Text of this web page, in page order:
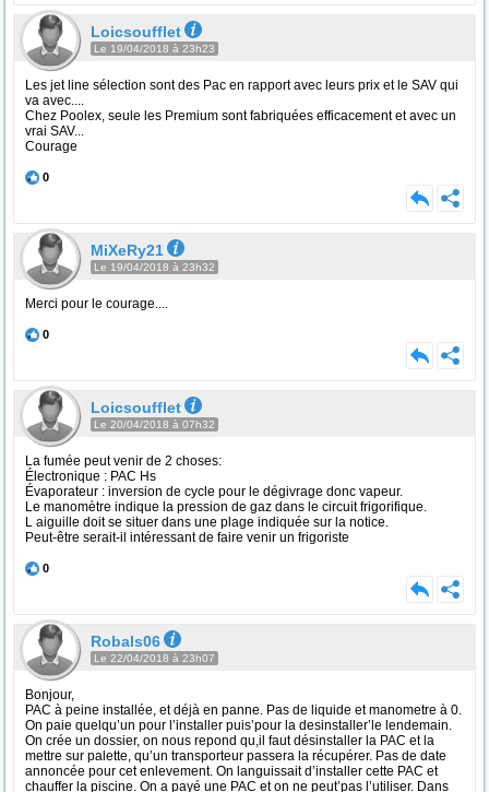
Loicsoufflet
Le 19/04/2018 à 23h23
Les jet line sélection sont des Pac en rapport avec leurs prix et le SAV qui
va avec....
Chez Poolex, seule les Premium sont fabriquées efficacement et avec un
vrai SAV...
Courage
0
MiXeRy21
Le 19/04/2018 à 23h32
Merci pour le courage....
0
Loicsoufflet
Le 20/04/2018 à 07h32
La fumée peut venir de 2 choses:
Électronique : PAC Hs
Évaporateur : inversion de cycle pour le dégivrage donc vapeur.
Le manomètre indique la pression de gaz dans le circuit frigorifique.
L aiguille doit se situer dans une plage indiquée sur la notice.
Peut-être serait-il intéressant de faire venir un frigoriste
0
Robals06
Le 22/04/2018 à 23h07
Bonjour,
PAC à peine installée, et déjà en panne. Pas de liquide et manometre à 0.
On paie quelqu’un pour l’installer puis’pour la desinstaller’le lendemain.
On crée un dossier, on nous repond qu,il faut désinstaller la PAC et la
mettre sur palette, qu’un transporteur passera la récupérer. Pas de date
annoncée pour cet enlevement. On languissait d’installer cette PAC et
chauffer la piscine. On a payé une PAC et on ne peut’pas l’utiliser. Dans